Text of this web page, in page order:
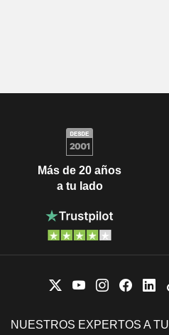
Más de 20 años
a tu lado
NUESTROS EXPERTOS A TU